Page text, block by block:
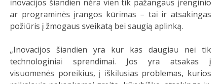
inovacijos šiandien nėra vien tik pažangaus įrenginio
ar programinės įrangos kūrimas – tai ir atsakingas
požiūris į žmogaus sveikatą bei saugią aplinką.
„Inovacijos šiandien yra kur kas daugiau nei tik
technologiniai sprendimai. Jos yra atsakas į
visuomenės poreikius, į iškilusias problemas, kurios